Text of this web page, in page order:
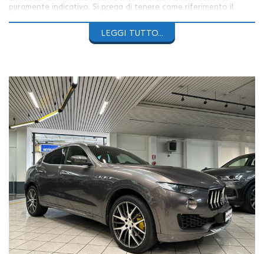
puramente indicativo. Si prega di tenere come riferimento il
AUTO4YOU PROPONEMASERATI LEVANTE 3.0 V6 275Cv
4WDcon131.065Kmpercorsi da due proprietari.
Vettura ineccellenti condizionicompleta di storico service.
Manutenzione effettuata regolarmente con ultimo tagliando
eseguito pressoMaserati Service a luglio 2025e revisione
ministeriale svolta con esito regolare in data 11/07/2025 a
96.435Km(Scadenza lug-2027). Pompa dell'acqua
recentemente sostituita.
ColoreGrigio Maratea Metallizzato (cod. 571)concerchi in
lega da 21"esedili in pelle neri.
Completano l'allestimento dell'auto:
Tetto panoramico apribile
LEGGI TUTTO...